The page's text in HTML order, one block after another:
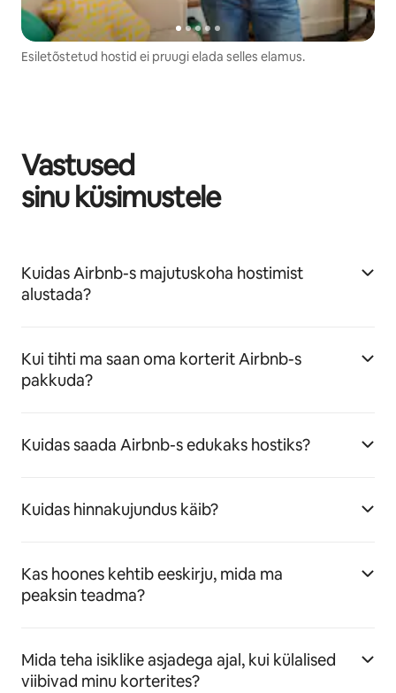
Esiletõstetud hostid ei pruugi elada selles elamus.
Vastused
sinu küsimustele
Kuidas Airbnb-s majutuskoha hostimist
alustada?
Kui tihti ma saan oma korterit Airbnb-s
pakkuda?
Kuidas saada Airbnb-s edukaks hostiks?
Kuidas hinnakujundus käib?
Kas hoones kehtib eeskirju, mida ma
peaksin teadma?
Mida teha isiklike asjadega ajal, kui külalised
viibivad minu korterites?